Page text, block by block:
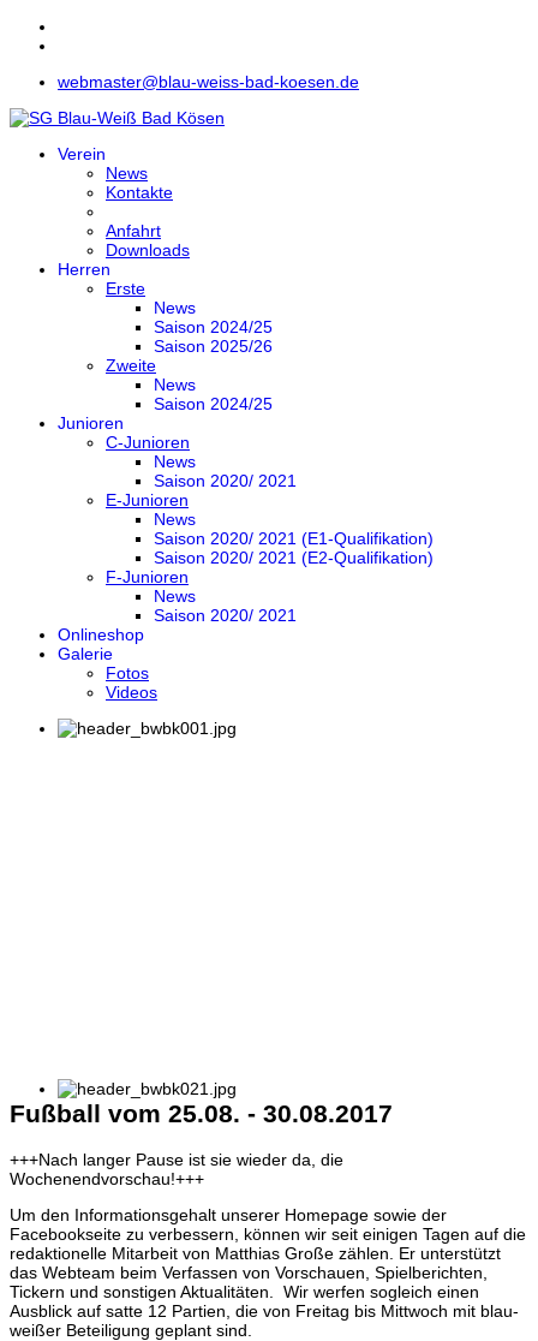
webmaster@blau-weiss-bad-koesen.de
Verein
News
Kontakte
Anfahrt
Downloads
Herren
Erste
News
Saison 2024/25
Saison 2025/26
Zweite
News
Saison 2024/25
Junioren
C-Junioren
News
Saison 2020/ 2021
E-Junioren
News
Saison 2020/ 2021 (E1-Qualifikation)
Saison 2020/ 2021 (E2-Qualifikation)
F-Junioren
News
Saison 2020/ 2021
Onlineshop
Galerie
Fotos
Videos
Fußball vom 25.08. - 30.08.2017
+++Nach langer Pause ist sie wieder da, die
Wochenendvorschau!+++
Um den Informationsgehalt unserer Homepage sowie der
Facebookseite zu verbessern, können wir seit einigen Tagen auf die
redaktionelle Mitarbeit von Matthias Große zählen. Er unterstützt
das Webteam beim Verfassen von Vorschauen, Spielberichten,
Tickern und sonstigen Aktualitäten. Wir werfen sogleich einen
Ausblick auf satte 12 Partien, die von Freitag bis Mittwoch mit blau-
weißer Beteiligung geplant sind.